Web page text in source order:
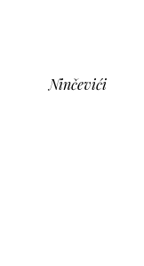
Ninčevići